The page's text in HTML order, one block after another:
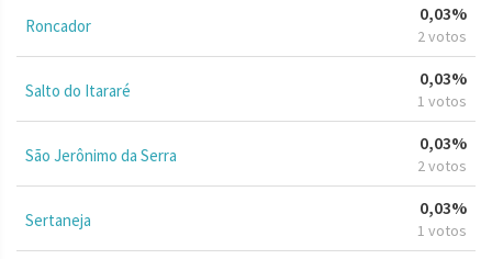
Roncador
0,03%
2 votos
Salto do Itararé
0,03%
1 votos
São Jerônimo da Serra
0,03%
2 votos
Sertaneja
0,03%
1 votos